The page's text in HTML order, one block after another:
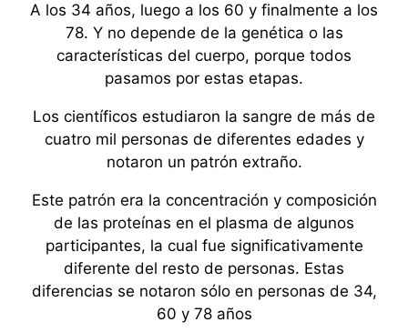
A los 34 años, luego a los 60 y finalmente a los
78. Y no depende de la genética o las
características del cuerpo, porque todos
pasamos por estas etapas.
Los científicos estudiaron la sangre de más de
cuatro mil personas de diferentes edades y
notaron un patrón extraño.
Este patrón era la concentración y composición
de las proteínas en el plasma de algunos
participantes, la cual fue significativamente
diferente del resto de personas. Estas
diferencias se notaron sólo en personas de 34,
60 y 78 años